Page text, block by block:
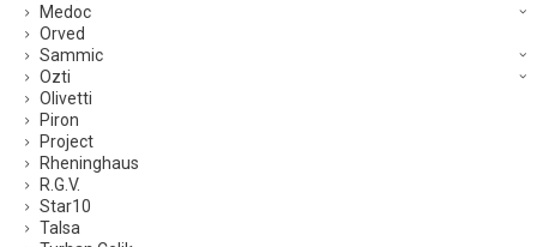
Medoc
Orved
Sammic
Ozti
Olivetti
Piron
Project
Rheninghaus
R.G.V.
Star10
Talsa